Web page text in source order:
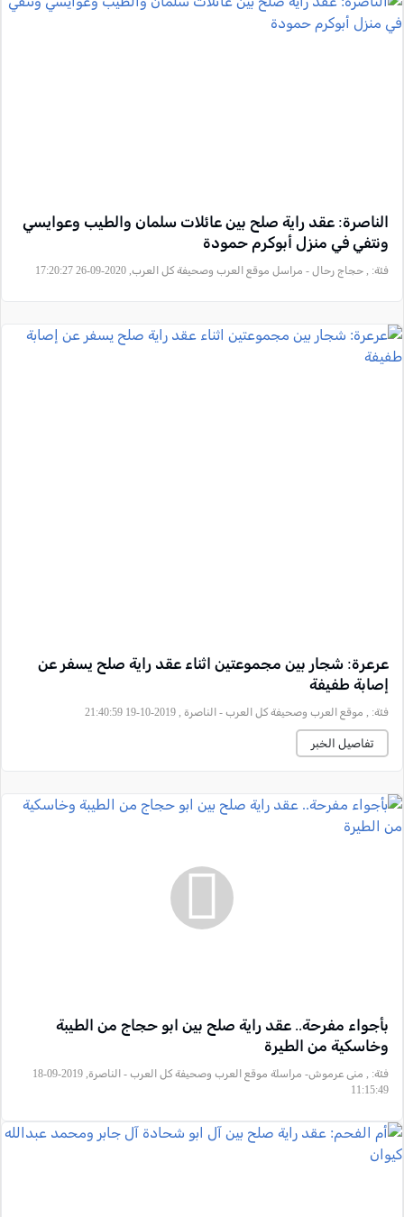
الناصرة: عقد راية صلح بين عائلات سلمان والطيب وعوايسي
ونتفي في منزل أبوكرم حمودة
فئة: , حجاج رحال - مراسل موقع العرب وصحيفة كل العرب, 2020-09-26 17:20:27
عرعرة: شجار بين مجموعتين اثناء عقد راية صلح يسفر عن
إصابة طفيفة
فئة: , موقع العرب وصحيفة كل العرب - الناصرة , 2019-10-19 21:40:59
تفاصيل الخبر
بأجواء مفرحة.. عقد راية صلح بين ابو حجاج من الطيبة
وخاسكية من الطيرة
فئة:
, منى عرموش- مراسلة موقع العرب وصحيفة كل العرب - الناصرة, 2019-09-18
11:15:49